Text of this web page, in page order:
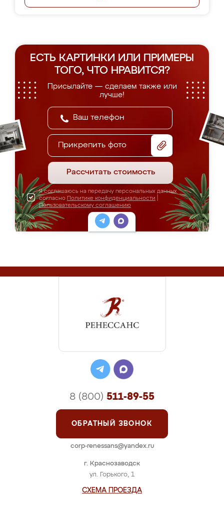
ЕСТЬ КАРТИНКИ ИЛИ ПРИМЕРЫ
ТОГО, ЧТО НРАВИТСЯ?
Присылайте — сделаем также или
лучше!
Прикрепить фото
Рассчитать стоимость
Я соглашаюсь на передачу персональных данных
согласно Политике конфиденциальности
Пользовательскому соглашению
г. Краснозаводск
ул. Горького, 1
СХЕМА ПРОЕЗДА
8 (800) 511-89-55
ОБРАТНЫЙ ЗВОНОК
corp-renessans@yandex.ru